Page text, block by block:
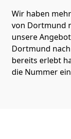
Wir haben
von Dortmund
unsere
Dortmund
bereits erlebt
die Nummer